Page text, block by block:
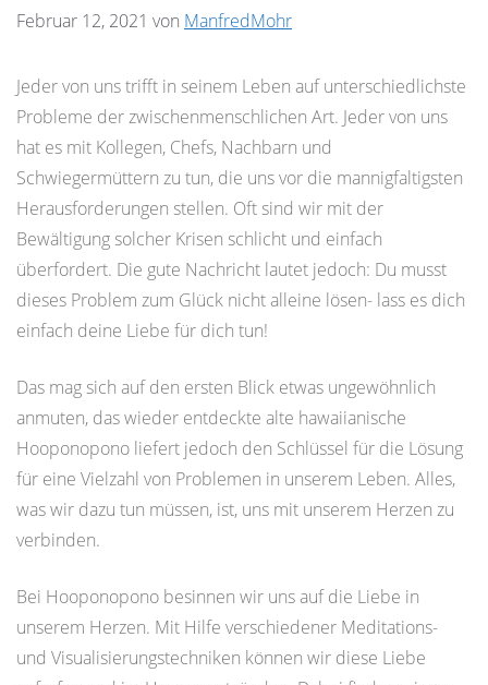
Februar 12, 2021 von ManfredMohr
Jeder von uns trifft in seinem Leben auf unterschiedlichste
Probleme der zwischenmenschlichen Art. Jeder von uns
hat es mit Kollegen, Chefs, Nachbarn und
Schwiegermüttern zu tun, die uns vor die mannigfaltigsten
Herausforderungen stellen. Oft sind wir mit der
Bewältigung solcher Krisen schlicht und einfach
überfordert. Die gute Nachricht lautet jedoch: Du musst
dieses Problem zum Glück nicht alleine lösen- lass es dich
einfach deine Liebe für dich tun!
Das mag sich auf den ersten Blick etwas ungewöhnlich
anmuten, das wieder entdeckte alte hawaiianische
Hooponopono liefert jedoch den Schlüssel für die Lösung
für eine Vielzahl von Problemen in unserem Leben. Alles,
was wir dazu tun müssen, ist, uns mit unserem Herzen zu
verbinden.
Bei Hooponopono besinnen wir uns auf die Liebe in
unserem Herzen. Mit Hilfe verschiedener Meditations-
und Visualisierungstechniken können wir diese Liebe